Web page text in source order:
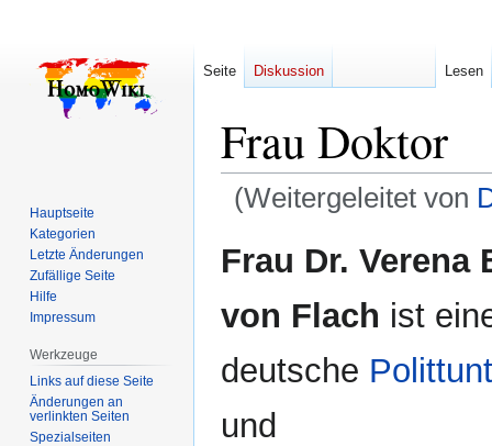
Frau Doktor
(Weitergeleitet von
Navigation
Suche
Frau Dr. Verena
von Flach ist
deutsche
und
Seite Diskussion Lesen
Hauptseite
Kategorien
Letzte Änderungen
Zufällige Seite
Hilfe
Impressum
Werkzeuge
Links auf diese Seite
Änderungen an
verlinkten Seiten
Spezialseiten